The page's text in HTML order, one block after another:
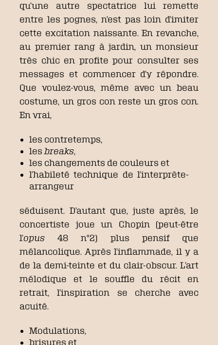
qu’une autre spectatrice lui remette
entre les pognes, n’est pas loin d’imiter
cette excitation naissante. En revanche,
au premier rang à jardin, un monsieur
très chic en profite pour consulter ses
messages et commencer d’y répondre.
Que voulez-vous, même avec un beau
costume, un gros con reste un gros con.
En vrai,
les contretemps,
les breaks,
les changements de couleurs et
l’habileté technique de l’interprète-
arrangeur
séduisent. D’autant que, juste après, le
concertiste joue un Chopin (peut-être
l’opus 48 n°2) plus pensif que
mélancolique. Après l’inflammade, il y a
de la demi-teinte et du clair-obscur. L’art
mélodique et le souffle du récit en
retrait, l’inspiration se cherche avec
acuité.
Modulations,
brisures et